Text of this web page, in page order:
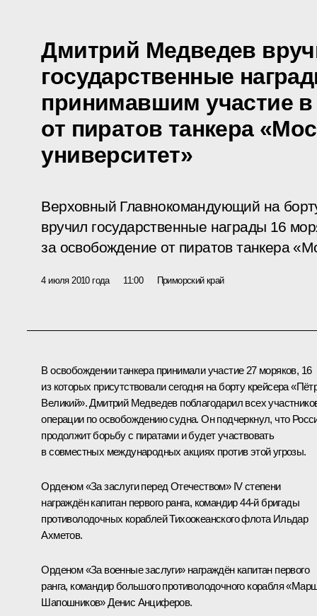
Дмитрий Медведев
государственные
принимавшим участие
от пиратов танкера
университет»
Верховный Главнокомандующий на
вручил государственные награды 16
за освобождение от пиратов танкера
4 июля 2010 года 11:00 Приморский край
В освобождении танкера принимали участие 27 моряков, 16
из которых присутствовали сегодня на борту крейсера
Великий». Дмитрий Медведев поблагодарил всех
операции по освобождению судна. Он подчеркнул, что
продолжит борьбу с пиратами и будет участвовать
в совместных международных акциях против этой угрозы.
Орденом «За заслуги перед Отечеством»IV степени
награждён капитан первого ранга, командир 44-й бригады
противолодочных кораблей Тихоокеанского флота Ильдар
Ахметов.
Орденом «За военные заслуги»награждён капитан первого
ранга, командир большого противолодочного корабля
Шапошников» Денис Анциферов.